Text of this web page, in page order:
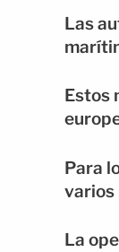
Las
Estos
Para
varios
La